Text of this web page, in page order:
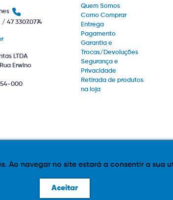
/ 47 3307.0774
LTDA
Erwino
000
Quem Somos
Como Comprar
Entrega
Pagamento
Garantia e
Trocas/Devoluções
Segurança e
Privacidade
Retirada de produtos
na loja
de valor. Eventuais promoções, descontos e
são de propriedade da Loja. É proibida a
Ao navegar no site estará a consentir a sua
Aceitar